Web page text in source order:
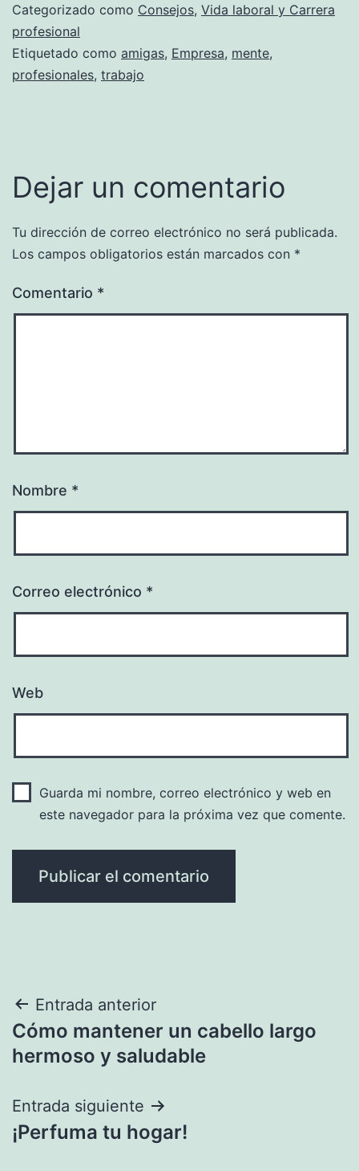
Categorizado como Consejos, Vida laboral y Carrera
profesional
Etiquetado como amigas, Empresa, mente,
profesionales, trabajo
Dejar un comentario
Tu dirección de correo electrónico no será publicada.
Los campos obligatorios están marcados con *
Comentario *
Nombre *
Correo electrónico *
Web
Guarda mi nombre, correo electrónico y web en
este navegador para la próxima vez que comente.
Navegación
de
Entrada anterior
Cómo mantener un cabello largo
hermoso y saludable
Entrada siguiente
¡Perfuma tu hogar!